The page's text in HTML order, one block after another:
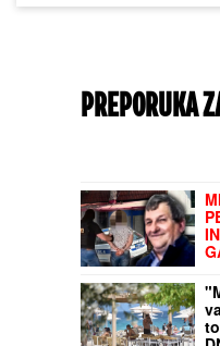
PREPORUKA